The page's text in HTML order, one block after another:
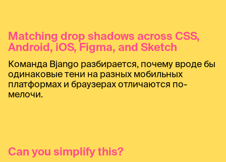
Matching drop shadows across CSS,
Android, iOS, Figma, and Sketch
Команда Bjango разбирается, почему вроде бы
одинаковые тени на разных мобильных
платформах и браузерах отличаются по-
мелочи.
Can you simplify this?